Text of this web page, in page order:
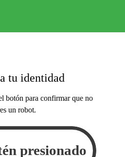
tu identidad
botón para confirmar que no
un robot.